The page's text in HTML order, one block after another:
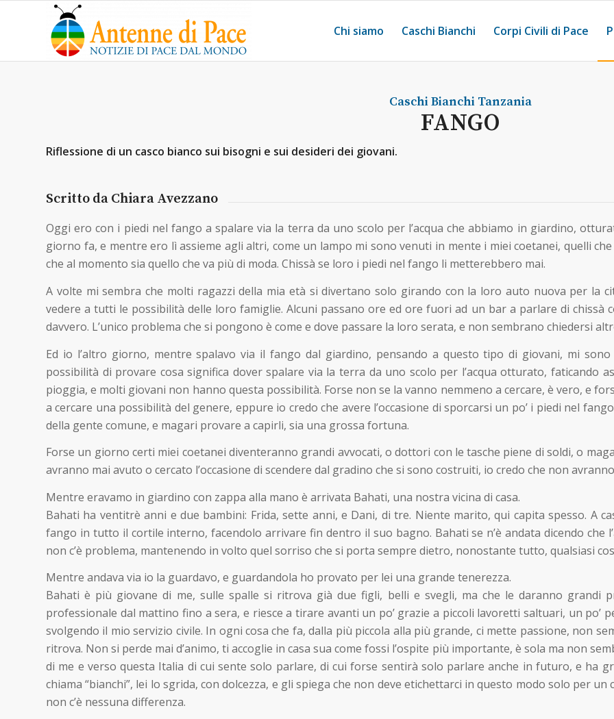
Chi siamo Caschi Bianchi Corpi Civili di Pace
Caschi Bianchi Tanzania
FANGO
Riflessione di un casco bianco sui bisogni e sui desideri dei giovani.
Scritto da Chiara Avezzano
Oggi ero con i piedi nel fango a spalare via la terra da uno scolo per l’acqua che abbiamo in giardino,
giorno fa, e mentre ero lì assieme agli altri, come un lampo mi sono venuti in mente i miei coetanei, quelli
che al momento sia quello che va più di moda. Chissà se loro i piedi nel fango li metterebbero mai.
A volte mi sembra che molti ragazzi della mia età si divertano solo girando con la loro auto nuova per
vedere a tutti le possibilità delle loro famiglie. Alcuni passano ore ed ore fuori ad un bar a parlare di chissà
davvero. L’unico problema che si pongono è come e dove passare la loro serata, e non sembrano chiedersi
Ed io l’altro giorno, mentre spalavo via il fango dal giardino, pensando a questo tipo di giovani, mi
possibilità di provare cosa significa dover spalare via la terra da uno scolo per l’acqua otturato, faticando
pioggia, e molti giovani non hanno questa possibilità. Forse non se la vanno nemmeno a cercare, è vero, e
a cercare una possibilità del genere, eppure io credo che avere l’occasione di sporcarsi un po’ i piedi nel
della gente comune, e magari provare a capirli, sia una grossa fortuna.
Forse un giorno certi miei coetanei diventeranno grandi avvocati, o dottori con le tasche piene di soldi, o
avranno mai avuto o cercato l’occasione di scendere dal gradino che si sono costruiti, io credo che non
Mentre eravamo in giardino con zappa alla mano è arrivata Bahati, una nostra vicina di casa.
Bahati ha ventitrè anni e due bambini: Frida, sette anni, e Dani, di tre. Niente marito, qui capita spesso. A
fango in tutto il cortile interno, facendolo arrivare fin dentro il suo bagno. Bahati se n’è andata dicendo che
non c’è problema, mantenendo in volto quel sorriso che si porta sempre dietro, nonostante tutto, qualsiasi
Mentre andava via io la guardavo, e guardandola ho provato per lei una grande tenerezza.
Bahati è più giovane di me, sulle spalle si ritrova già due figli, belli e svegli, ma che le daranno grandi
professionale dal mattino fino a sera, e riesce a tirare avanti un po’ grazie a piccoli lavoretti saltuari, un po’
svolgendo il mio servizio civile. In ogni cosa che fa, dalla più piccola alla più grande, ci mette passione, non
ritrova. Non si perde mai d’animo, ti accoglie in casa sua come fossi l’ospite più importante, è sola ma non
di me e verso questa Italia di cui sente solo parlare, di cui forse sentirà solo parlare anche in futuro, e ha
chiama “bianchi”, lei lo sgrida, con dolcezza, e gli spiega che non deve etichettarci in questo modo solo per
non c’è nessuna differenza.